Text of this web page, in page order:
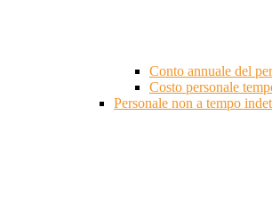
Conto annuale del
Costo personale
Personale non a tempo